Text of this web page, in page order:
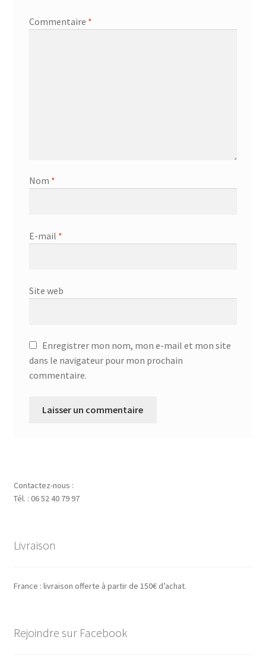
Commentaire *
Nom *
E-mail *
Site web
Enregistrer mon nom, mon e-mail et mon site
dans le navigateur pour mon prochain
commentaire.
Contactez-nous :
Tél. : 06 52 40 79 97
Livraison
France : livraison offerte à partir de 150€ d’achat.
Rejoindre sur Facebook